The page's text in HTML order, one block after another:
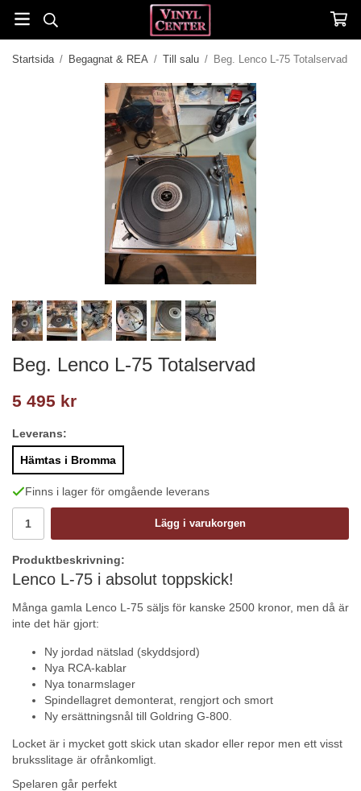
Startsida / Begagnat & REA / Till salu / Beg. Lenco L-75 Totalservad
Beg. Lenco L-75 Totalservad
5 495 kr
Leverans:
Hämtas i Bromma
Finns i lager för omgående leverans
Lägg i varukorgen
Produktbeskrivning:
Lenco L-75 i absolut toppskick!
Många gamla Lenco L-75 säljs för kanske 2500 kronor, men då är
inte det här gjort:
Ny jordad nätslad (skyddsjord)
Nya RCA-kablar
Nya tonarmslager
Spindellagret demonterat, rengjort och smort
Ny ersättningsnål till Goldring G-800.
Locket är i mycket gott skick utan skador eller repor men ett visst
bruksslitage är ofrånkomligt.
Spelaren går perfekt